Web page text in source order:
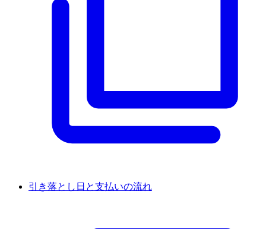
引き落とし日と支払いの流れ